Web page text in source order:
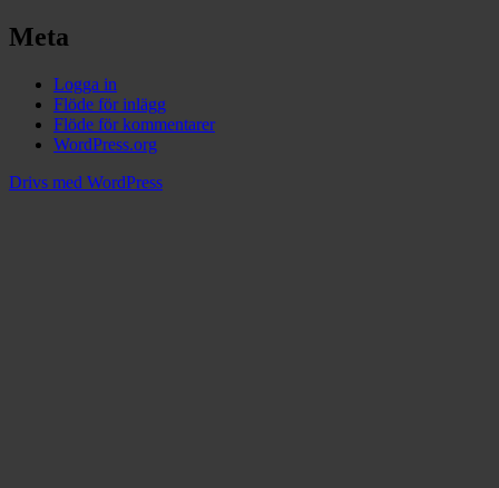
Meta
Logga in
Flöde för inlägg
Flöde för kommentarer
WordPress.org
Drivs med WordPress